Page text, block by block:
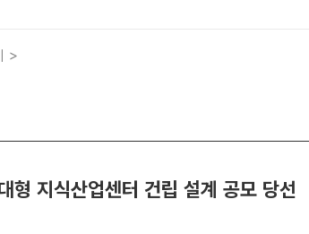
>
형 지식산업센터 건립 설계 공모 당선